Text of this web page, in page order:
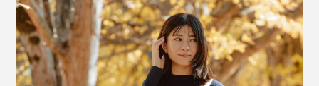
3種類のサイズ比較はこちら＞